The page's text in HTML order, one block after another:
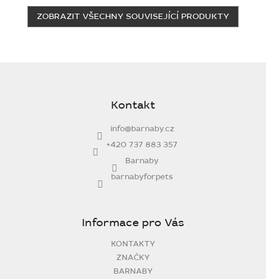
ZOBRAZIT VŠECHNY SOUVISEJÍCÍ PRODUKTY
Kontakt
info@barnaby.cz
+420 737 883 357
Barnaby
barnabyforpets
Informace pro Vás
KONTAKTY
ZNAČKY
BARNABY